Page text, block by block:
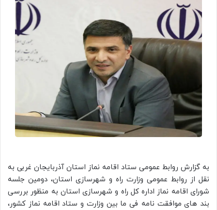
به گزارش روابط عمومی ستاد اقامه نماز استان آذربایجان غربی به
نقل از روابط عمومی وزارت راه و شهرسازی استان، دومین جلسه
شورای اقامه نماز اداره کل راه و شهرسازی استان به منظور بررسی
بند های موافقت نامه فی ما بین وزارت و ستاد اقامه نماز کشور،